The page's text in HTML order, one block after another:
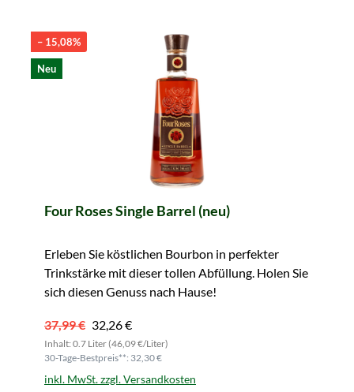
– 15,08%
Neu
Four Roses Single Barrel (neu)
Erleben Sie köstlichen Bourbon in perfekter
Trinkstärke mit dieser tollen Abfüllung. Holen Sie
sich diesen Genuss nach Hause!
37,99 € 32,26 €
Inhalt: 0.7 Liter (46,09 €/Liter)
30-Tage-Bestpreis**: 32,30 €
inkl. MwSt. zzgl. Versandkosten